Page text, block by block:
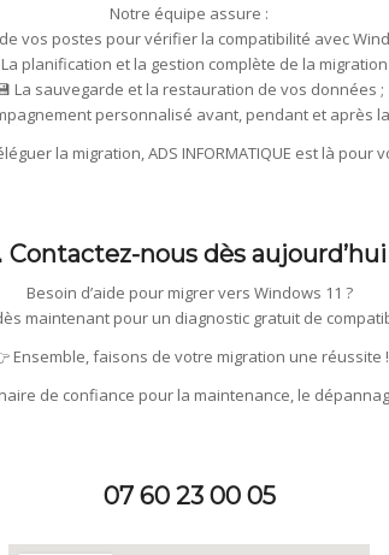
Notre équipe assure :
de vos postes pour vérifier la compatibilité avec
planification et la gestion complète de la migration
La sauvegarde et la restauration de vos données ;
personnalisé avant, pendant et après
la migration, ADS INFORMATIQUE est là
Contactez-nous dès
Besoin d’aide pour migrer vers Windows 11 ?
dès maintenant pour un diagnostic gratuit de
Ensemble, faisons de votre migration une réussite !
de confiance pour la maintenance, le
07 60 23 00 05